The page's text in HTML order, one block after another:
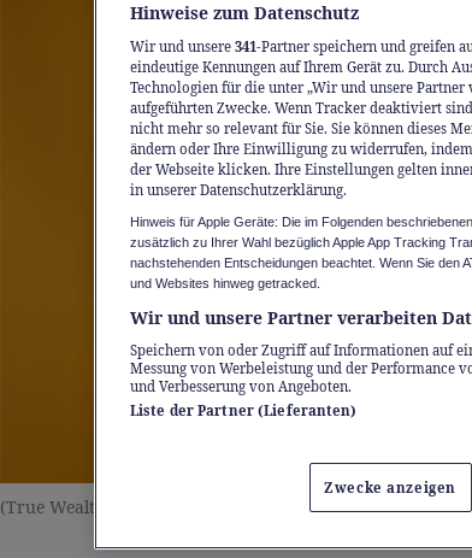
(True Wealth)
Hinweise zum Datenschutz
Wir und unsere 341-Partner speichern und greifen
eindeutige Kennungen auf Ihrem Gerät zu. Durch
Technologien für die unter „Wir und unsere
aufgeführten Zwecke. Wenn Tracker deaktiviert
nicht mehr so relevant für Sie. Sie können dieses
ändern oder Ihre Einwilligung zu widerrufen,
der Webseite klicken. Ihre Einstellungen gelten
in unserer Datenschutzerklärung.
Hinweis für Apple Geräte: Die im Folgenden
zusätzlich zu Ihrer Wahl bezüglich Apple App Tracking
nachstehenden Entscheidungen beachtet. Wenn Sie den
und Websites hinweg getracked.
Wir und unsere Partner verarbeiten
Speichern von oder Zugriff auf Informationen auf
Messung von Werbeleistung und der Performance
und Verbesserung von Angeboten.
Liste der Partner (Lieferanten)
Zwecke anzeigen